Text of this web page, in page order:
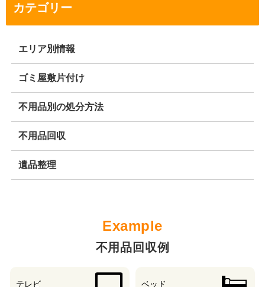
カテゴリー
エリア別情報
ゴミ屋敷片付け
不用品別の処分方法
不用品回収
遺品整理
不用品回収例
テレビ ベッド